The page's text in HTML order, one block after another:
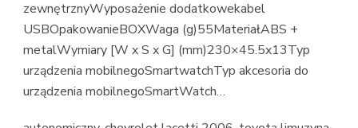
zewnętrznyWyposażenie dodatkowekabel
USBOpakowanieBOXWaga (g)55MateriałABS +
metalWymiary [W x S x G] (mm)230×45.5x13Typ
urządzenia mobilnegoSmartwatchTyp akcesoria do
urządzenia mobilnegoSmartWatch…